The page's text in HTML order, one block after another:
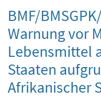
BMF/
Warnung vor
Lebensmittel
Staaten
Afrikanischer